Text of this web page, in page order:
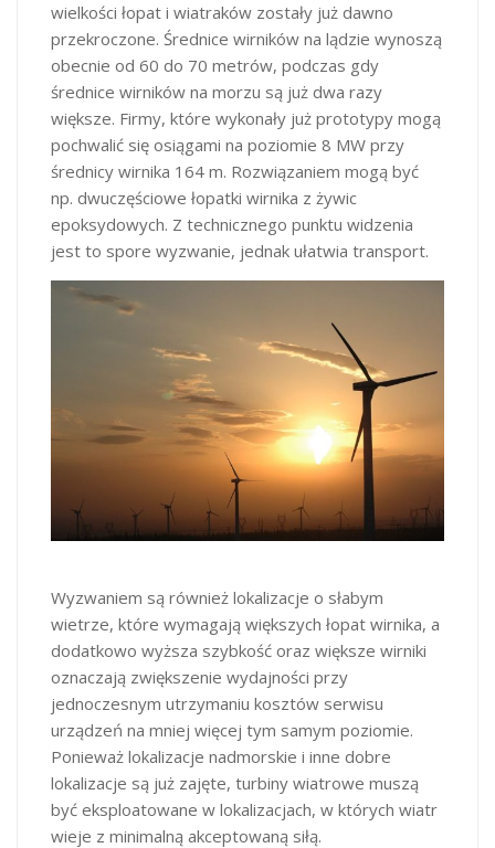
wielkości łopat i wiatraków zostały już dawno
przekroczone. Średnice wirników na lądzie wynoszą
obecnie od 60 do 70 metrów, podczas gdy
średnice wirników na morzu są już dwa razy
większe. Firmy, które wykonały już prototypy mogą
pochwalić się osiągami na poziomie 8 MW przy
średnicy wirnika 164 m. Rozwiązaniem mogą być
np. dwuczęściowe łopatki wirnika z żywic
epoksydowych. Z technicznego punktu widzenia
jest to spore wyzwanie, jednak ułatwia transport.
Wyzwaniem są również lokalizacje o słabym
wietrze, które wymagają większych łopat wirnika, a
dodatkowo wyższa szybkość oraz większe wirniki
oznaczają zwiększenie wydajności przy
jednoczesnym utrzymaniu kosztów serwisu
urządzeń na mniej więcej tym samym poziomie.
Ponieważ lokalizacje nadmorskie i inne dobre
lokalizacje są już zajęte, turbiny wiatrowe muszą
być eksploatowane w lokalizacjach, w których wiatr
wieje z minimalną akceptowaną siłą.